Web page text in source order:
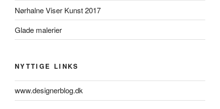
Nørhalne Viser Kunst 2017
Glade malerier
NYTTIGE LINKS
www.designerblog.dk